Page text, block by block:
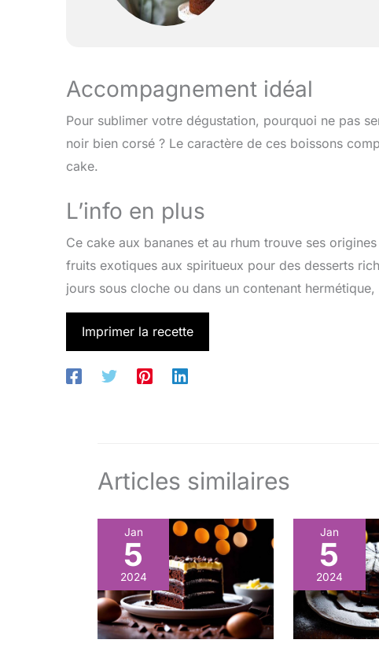
Accompagnement idéal
Pour sublimer votre dégustation, pourquoi ne pas
noir bien corsé ? Le caractère de ces boissons
cake.
L’info en plus
Ce cake aux bananes et au rhum trouve ses
fruits exotiques aux spiritueux pour des desserts
jours sous cloche ou dans un contenant
Imprimer la recette
Articles similaires
Jan
5
2024
Jan
5
2024